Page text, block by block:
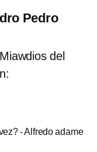
Pedro
del
- Alfredo adame